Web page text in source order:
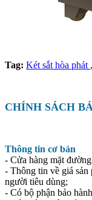
Tag: Két sắt hòa phát ,
CHÍNH SÁCH
Thông tin cơ bản
- Cửa hàng mặt
- Thông tin về giá sản
người tiêu dùng;
- Có bộ phận bảo